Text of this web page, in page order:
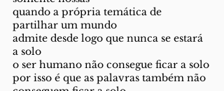
quando a própria temática de
partilhar um mundo
admite desde logo que nunca se estará
a solo
o ser humano não consegue ficar a solo
por isso é que as palavras também não